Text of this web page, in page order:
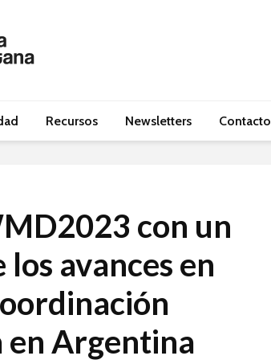
Recursos Newsletters Contacto
con un
avances en
Argentina